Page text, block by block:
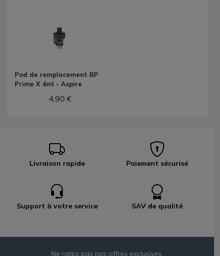
Pod de remplacement BP
Prime X 4ml - Aspire
4,90 €
Livraison rapide Paiement sécurisé
Support à votre service SAV de qualité
Ne ratez pas nos offres exclusives,